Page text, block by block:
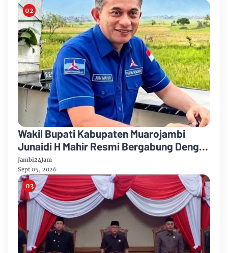
Wakil Bupati Kabupaten Muarojambi
Junaidi H Mahir Resmi Bergabung Dengan
Partai Demikrat
Jambi24Jam
Sept 05, 2026